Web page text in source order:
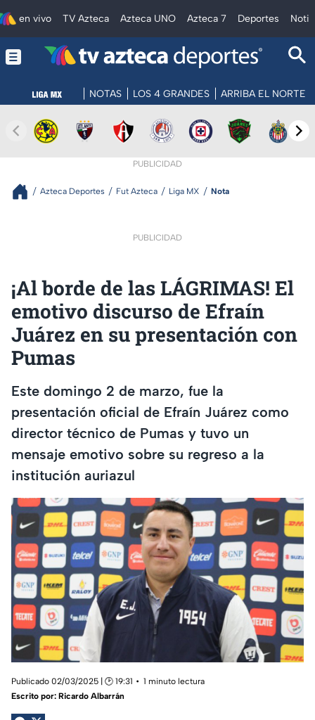
en vivo TV Azteca Azteca UNO Azteca 7 Deportes
NOTAS LOS 4 GRANDES ARRIBA EL NORTE
PUBLICIDAD
Azteca Deportes Fut Azteca Liga MX Nota
PUBLICIDAD
¡Al borde de las LÁGRIMAS! El
emotivo discurso de Efraín
Juárez en su presentación con
Pumas
Este domingo 2 de marzo, fue la
presentación oficial de Efraín Juárez como
director técnico de Pumas y tuvo un
mensaje emotivo sobre su regreso a la
institución auriazul
Publicado 02/03/2025 | 🕑 19:31
1 minuto lectura
Escrito por: Ricardo Albarrán